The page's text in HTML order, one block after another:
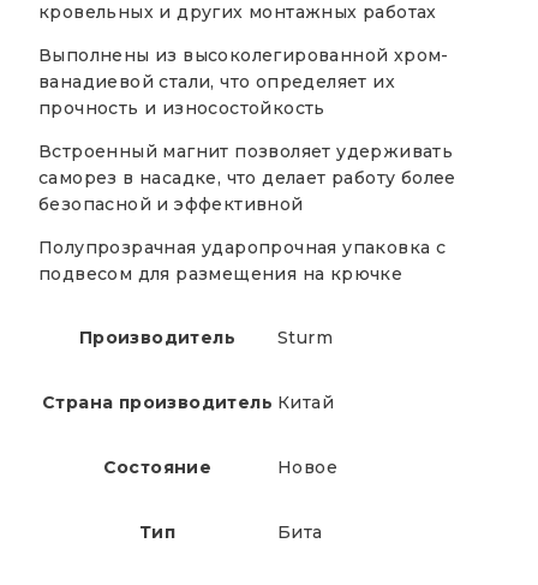
кровельных и других монтажных работах
Выполнены из высоколегированной хром-
ванадиевой стали, что определяет их
прочность и износостойкость
Встроенный магнит позволяет удерживать
саморез в насадке, что делает работу более
безопасной и эффективной
Полупрозрачная ударопрочная упаковка с
подвесом для размещения на крючке
Производитель Sturm
Страна производитель Китай
Состояние Новое
Тип Бита